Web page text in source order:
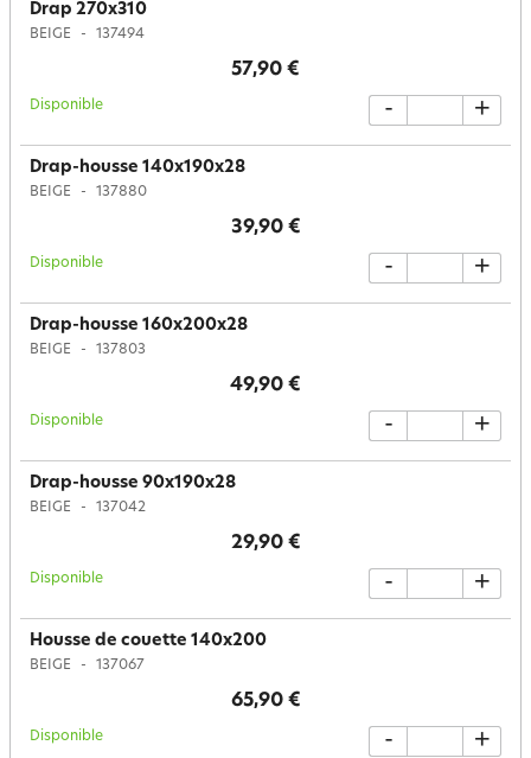
Drap 270x310
BEIGE 137494
57,90 €
Disponible - +
Drap-housse 140x190x28
BEIGE 137880
39,90 €
Disponible - +
Drap-housse 160x200x28
BEIGE 137803
49,90 €
Disponible - +
Drap-housse 90x190x28
BEIGE 137042
29,90 €
Disponible - +
Housse de couette 140x200
BEIGE 137067
65,90 €
Disponible - +